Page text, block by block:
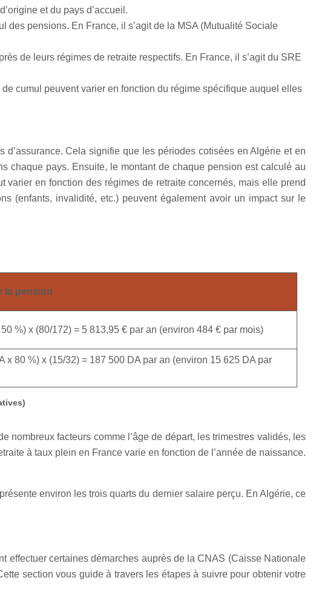
et du pays d’accueil.
pensions. En France, il s’agit de la MSA (Mutualité Sociale
de leurs régimes de retraite respectifs. En France, il s’agit du SRE
cumul peuvent varier en fonction du régime spécifique auquel elles
Cela signifie que les périodes cotisées en Algérie et en
chaque pays. Ensuite, le montant de chaque pension est calculé au
en fonction des régimes de retraite concernés, mais elle prend
(enfants, invalidité, etc.) peuvent également avoir un impact sur le
la pension
%) x (80/172) = 5 813,95 € par an (environ 484 € par mois)
x 80 %) x (15/32) = 187 500 DA par an (environ 15 625 DA par
facteurs comme l’âge de départ, les trimestres validés, les
à taux plein en France varie en fonction de l’année de naissance.
environ les trois quarts du dernier salaire perçu. En Algérie, ce
effectuer certaines démarches auprès de la CNAS (Caisse Nationale
section vous guide à travers les étapes à suivre pour obtenir votre